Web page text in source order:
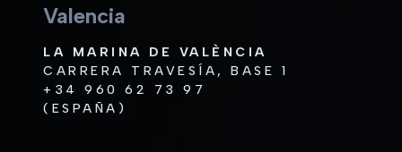
Valencia
LA MARINA DE VALÈNCIA
CARRERA TRAVESÍA, BASE 1
+34 960 62 73 97
(ESPAÑA)